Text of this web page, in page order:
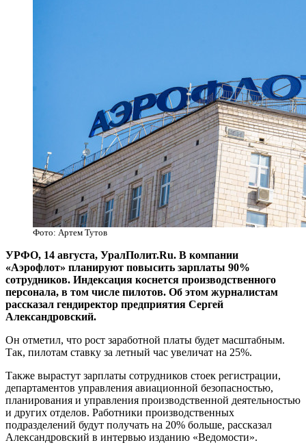
Фото: Артем Тутов
УРФО, 14 августа, УралПолит.Ru. В компании
«Аэрофлот» планируют повысить зарплаты 90%
сотрудников. Индексация коснется производственного
персонала, в том числе пилотов. Об этом журналистам
рассказал гендиректор предприятия Сергей
Александровский.
Он отметил, что рост заработной платы будет масштабным.
Так, пилотам ставку за летный час увеличат на 25%.
Также вырастут зарплаты сотрудников стоек регистрации,
департаментов управления авиационной безопасностью,
планирования и управления производственной деятельностью
и других отделов. Работники производственных
подразделений будут получать на 20% больше, рассказал
Александровский в интервью изданию «Ведомости».